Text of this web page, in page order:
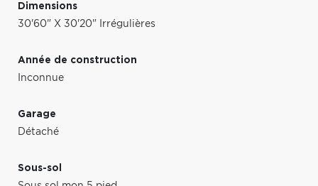
Dimensions
30'60" X 30'20" Irrégulières
Année de construction
Inconnue
Garage
Détaché
Sous-sol